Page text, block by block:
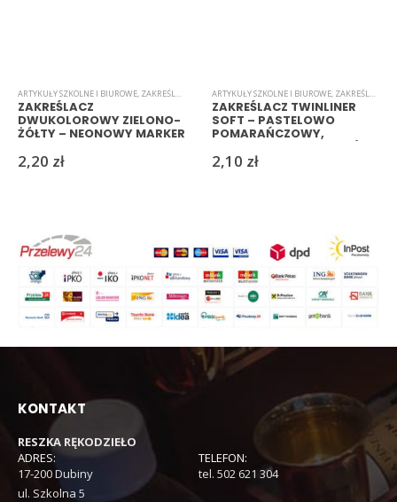
ARTYKUŁY SZKOLNE I BIUROWE, ZAKREŚLACZE
ZAKREŚLACZ
DWUKOLOROWY ZIELONO-
ŻÓŁTY – NEONOWY MARKER
2,20 zł
ARTYKUŁY SZKOLNE I BIUROWE, ZAKREŚLACZE
ZAKREŚLACZ TWINLINER
SOFT – PASTELOWO
POMARAŃCZOWY,
MM
2,10 zł
KONTAKT
RESZKA RĘKODZIEŁO
ADRES:
17-200 Dubiny
ul. Szkolna 5
TELEFON:
tel. 502 621 304